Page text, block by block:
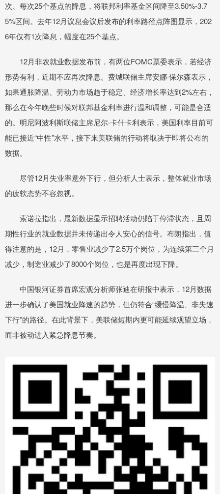
次、每次25个基点的降息，将联邦利率基金区间降至3.50%-3.7
5%区间。去年12月议息会议后发布的利率路径点阵图显示，202
6年仅有1次降息，幅度在25个基点。
12月非农就业数据发布前，有两位FOMC票委表示，若经济
形势有利，近期不应再次降息。费城联储主席安娜·保尔森表示，
如果通胀降温、劳动力市场趋于稳定、经济增长率达到2%左右，
那么在今年晚些时候对联邦基金利率进行温和调整，可能是合适
的。明尼阿波利斯联储主席尼尔·卡什卡利表示，美国利率目前可
能已接近“中性”水平，接下来美联储的行动将取决于即将公布的
数据。
尽管12月失业率意外下行，但分析人士表示，整体就业市场
的疲软态势不容忽视。
索诺拉指出，最新数据显示招聘活动仍陷于停滞状态，且周
期性行业的就业数据并未传递出令人安心的信号。布朗指出，值
得注意的是，12月，零售业减少了2.5万个岗位，为连续第三个月
减少，制造业减少了8000个岗位，也是再度出现下降。
中国银河证券首席宏观分析师张迪在研报中表示，12月数据
进一步确认了美国就业降速的趋势，但仍符合“缓慢降温、非失速
下行”的路径。在此背景下，美联储短期内更可能延续观望立场，
而非被动进入紧急降息节奏。